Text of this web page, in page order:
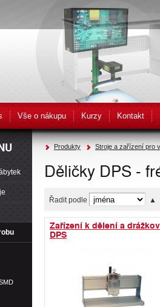
Vše o nákupu Kurzy Kontakt
Produkty Stroje a zařízení pro
Děličky DPS -
Řadit podle ▲
Zařízení k dělení a
DPS